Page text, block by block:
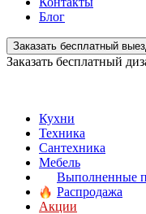
Блог
Заказать бесплатный
Заказать бесплатный
Кухни
Техника
Сантехника
Мебель
Выполненные
Распродажа
Акции